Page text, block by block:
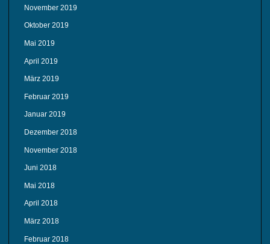
November 2019
Oktober 2019
Mai 2019
April 2019
März 2019
Februar 2019
Januar 2019
Dezember 2018
November 2018
Juni 2018
Mai 2018
April 2018
März 2018
Februar 2018